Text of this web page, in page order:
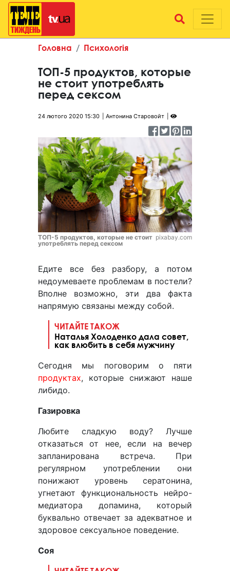
Головна Психологія
ТОП-5 продуктов, которые
не стоит употреблять
перед сексом
24 лютого 2020 15:30 Антонина Старовойт
ТОП-5 продуктов, которые не стоит
употреблять перед сексом
pixabay.com
Едите все без разбору, а потом
недоумеваете проблемам в постели?
Вполне возможно, эти два факта
напрямую связаны между собой.
ЧИТАЙТЕ ТАКОЖ
Наталья Холоденко дала совет,
как влюбить в себя мужчину
Сегодня мы поговорим о пяти
продуктах, которые снижают наше
либидо.
Газировка
Любите сладкую воду? Лучше
отказаться от нее, если на вечер
запланирована встреча. При
регулярном употреблении они
понижают уровень сератонина,
угнетают функциональность нейро-
медиатора допамина, который
буквально отвечает за адекватное и
здоровое сексуальное поведение.
Соя